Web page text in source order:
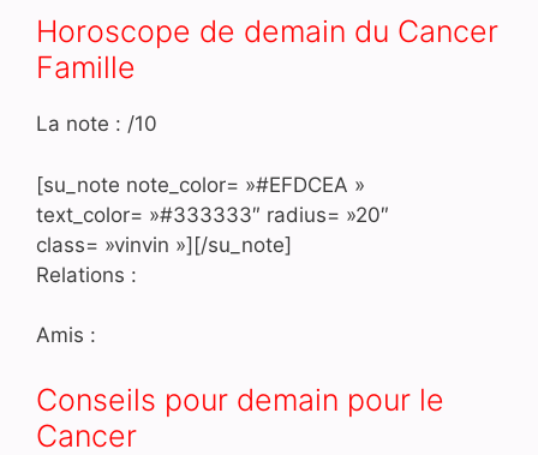
Horoscope de demain du Cancer
Famille
La note : /10
[su_note note_color= »#EFDCEA »
text_color= »#333333″ radius= »20″
class= »vinvin »][/su_note]
Relations :
Amis :
Conseils pour demain pour le
Cancer